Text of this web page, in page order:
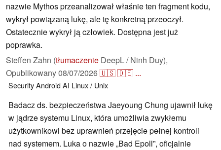
nazwie Mythos przeanalizował właśnie ten fragment kodu,
wykrył powiązaną lukę, ale tę konkretną przeoczył.
Ostatecznie wykrył ją człowiek. Dostępna jest już
poprawka.
Steffen Zahn (tłumaczenie DeepL / Ninh Duy),
Opublikowany08/07/2026🇺🇸🇩🇪 ...
SecurityAndroidAI Linux / Unix
Badacz ds. bezpieczeństwa Jaeyoung Chung ujawnił lukę
w jądrze systemu Linux, która umożliwia zwykłemu
użytkownikowi bez uprawnień przejęcie pełnej kontroli
nad systemem. Luka o nazwie „Bad Epoll”, oficjalnie